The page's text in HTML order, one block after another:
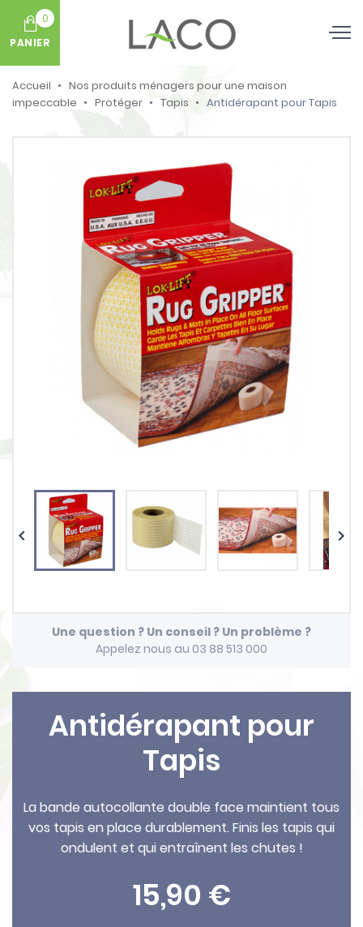
0
PANIER
Accueil
Nos produits ménagers pour une maison
impeccable
Protéger Tapis Antidérapant pour Tapis
 
Une question ? Un conseil ? Un problème ?
Appelez nous au 03 88 513 000
Antidérapant pour
Tapis
La bande autocollante double face maintient tous
vos tapis en place durablement. Finis les tapis qui
ondulent et qui entraînent les chutes !
15,90 €